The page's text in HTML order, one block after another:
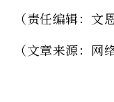
（责任编辑：文
（文章来源：网